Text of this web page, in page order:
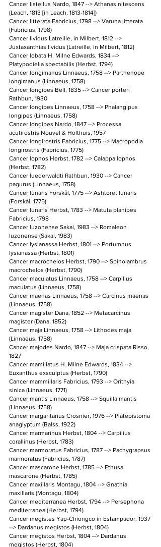
Cancer listellus Nardo, 1847 --> Athanas nitescens
(Leach, 1813 [in Leach, 1813-1814])
Cancer litterata Fabricius, 1798 --> Varuna litterata
(Fabricius, 1798)
Cancer lividus Latreille, in Milbert, 1812 -->
Juxtaxanthias lividus (Latreille, in Milbert, 1812)
Cancer lobata H. Milne Edwards, 1834 -->
Platypodiella spectabilis (Herbst, 1794)
Cancer longimanus Linnaeus, 1758 --> Parthenope
longimanus (Linnaeus, 1758)
Cancer longipes Bell, 1835 --> Cancer porteri
Rathbun, 1930
Cancer longipes Linnaeus, 1758 --> Phalangipus
longipes (Linnaeus, 1758)
Cancer longipes Nardo, 1847 --> Processa
acutirostris Nouvel & Holthuis, 1957
Cancer longirostris Fabricius, 1775 --> Macropodia
longirostris (Fabricius, 1775)
Cancer lophos Herbst, 1782 --> Calappa lophos
(Herbst, 1782)
Cancer luederwaldti Rathbun, 1930 --> Cancer
pagurus (Linnaeus, 1758)
Cancer lunaris Forskål, 1775 --> Ashtoret lunaris
(Forskål, 1775)
Cancer lunaris Herbst, 1783 --> Matuta planipes
Fabricius, 1798
Cancer luzonense Sakai, 1983 --> Romaleon
luzonense (Sakai, 1983)
Cancer lysianassa Herbst, 1801 --> Portumnus
lysianassa (Herbst, 1801)
Cancer macrochelos Herbst, 1790 --> Spinolambrus
macrochelos (Herbst, 1790)
Cancer maculatus Linnaeus, 1758 --> Carpilius
maculatus (Linnaeus, 1758)
Cancer maenas Linnaeus, 1758 --> Carcinus maenas
(Linnaeus, 1758)
Cancer magister Dana, 1852 --> Metacarcinus
magister (Dana, 1852)
Cancer maja Linnaeus, 1758 --> Lithodes maja
(Linnaeus, 1758)
Cancer majodes Nardo, 1847 --> Maja crispata Risso,
1827
Cancer mamillatus H. Milne Edwards, 1834 -->
Euxanthus exsculptus (Herbst, 1790)
Cancer mammillaris Fabricius, 1793 --> Orithyia
sinica (Linnaeus, 1771)
Cancer mantis Linnaeus, 1758 --> Squilla mantis
(Linnaeus, 1758)
Cancer margaritarius Crosnier, 1976 --> Platepistoma
anaglyptum (Balss, 1922)
Cancer marmarinus Herbst, 1804 --> Carpilius
corallinus (Herbst, 1783)
Cancer marmoratus Fabricius, 1787 --> Pachygrapsus
marmoratus (Fabricius, 1787)
Cancer mascarone Herbst, 1785 --> Ethusa
mascarone (Herbst, 1785)
Cancer maxillaris Montagu, 1804 --> Gnathia
maxillaris (Montagu, 1804)
Cancer mediterranea Herbst, 1794 --> Persephona
mediterranea (Herbst, 1794)
Cancer megistes Yap-Chiongco in Estampador, 1937
--> Dardanus megistos (Herbst, 1804)
Cancer megistos Herbst, 1804 --> Dardanus
megistos (Herbst, 1804)